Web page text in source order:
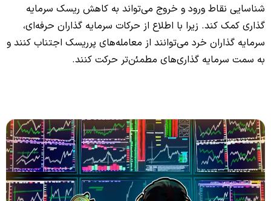
شناسایی نقاط ورود و خروج می‌تواند به کاهش ریسک سرمایه
گذاری کمک کند. زیرا با اطلاع از حرکات سرمایه گذاران حرفه‌ای،
سرمایه گذاران خرد می‌توانند از معامله‌های پرریسک اجتناب کنند و
به سمت سرمایه گذاری‌های مطمئن‌تر حرکت کنند.